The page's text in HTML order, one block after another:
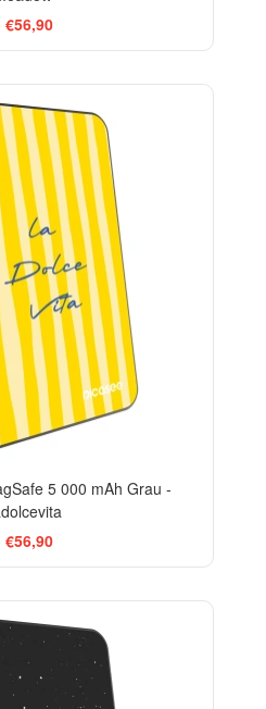
€56,90
5 000 mAh Grau -
€56,90